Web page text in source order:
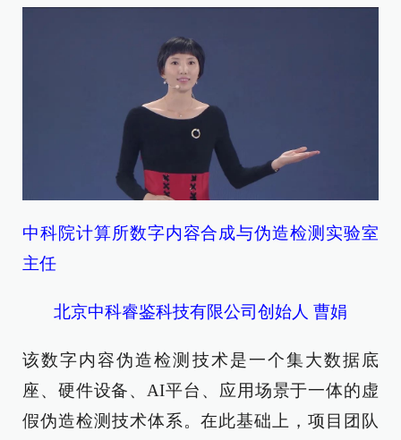
中科院计算所数字内容合成与伪造检测实验室
主任
北京中科睿鉴科技有限公司创始人 曹娟
该数字内容伪造检测技术是一个集大数据底
座、硬件设备、AI平台、应用场景于一体的虚
假伪造检测技术体系。在此基础上，项目团队